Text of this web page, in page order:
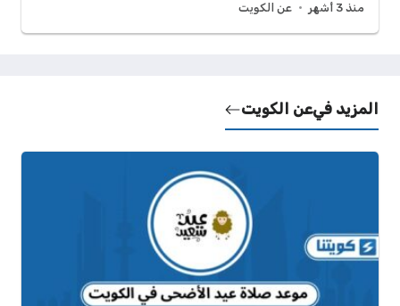
منذ 3 أشهر عن الكويت
المزيد فيعن الكويت